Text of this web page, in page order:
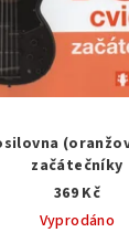
začátečníky
369 Kč
Vyprodáno